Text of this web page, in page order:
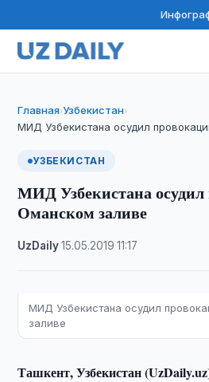
Главная›Узбекистан›
МИД Узбекистана осудил
УЗБЕКИСТАН
МИД Узбекистана
Оманском заливе
UzDaily·15.05.2019 ·11:17
МИД Узбекистана осудил
заливе
Ташкент, Узбекистан